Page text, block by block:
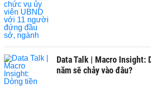
Data Talk | Macro Insight:
năm sẽ chảy vào đâu?